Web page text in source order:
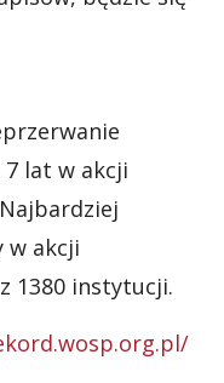
7 lat w akcji
w akcji
1380 instytucji.